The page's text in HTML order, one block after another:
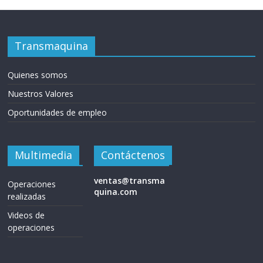
y
M
a
q
u
i
Transmaquina
Quienes somos
Nuestros Valores
Oportunidades de empleo
Multimedia
Operaciones
realizadas
Videos de
operaciones
Contáctenos
ventas@transma
quina.com